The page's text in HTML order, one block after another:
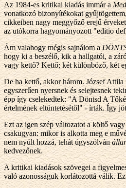
Az 1984-es kritikai kiadás immár a
vonatkozó bizonyítékokat
cikkeiben nagy meggyőző erejű
az utókorra hagyományozott "editio
Ám valahogy mégis sajnálom a
hogy ki a beszélő, kik a hallgatói, a
vagy kettő? Kettő; két különböző, két
De ha kettő, akkor három. József Attila
egyszerűen nyersnek és selejtesnek
épp így cselekedtek: "A Döntsd A
értelmének eltüntetésétől" - írták. Így
Ezt az igen szép változatot a költő
csakugyan: mikor is alkotta meg e
nem nyúlt hozzá, tehát úgyszólván
kedvezőnek.
A kritikai kiadások szövegei a
való azonosságuk korlátozottá válik.